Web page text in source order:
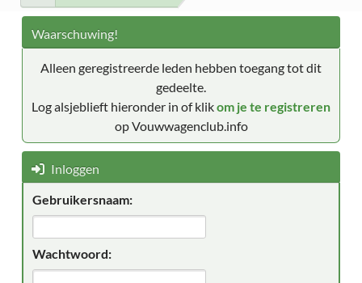
Waarschuwing!
Alleen geregistreerde leden hebben toegang tot dit
gedeelte.
Log alsjeblieft hieronder in of klikom je te registreren
op Vouwwagenclub.info
Inloggen
Gebruikersnaam:
Wachtwoord: